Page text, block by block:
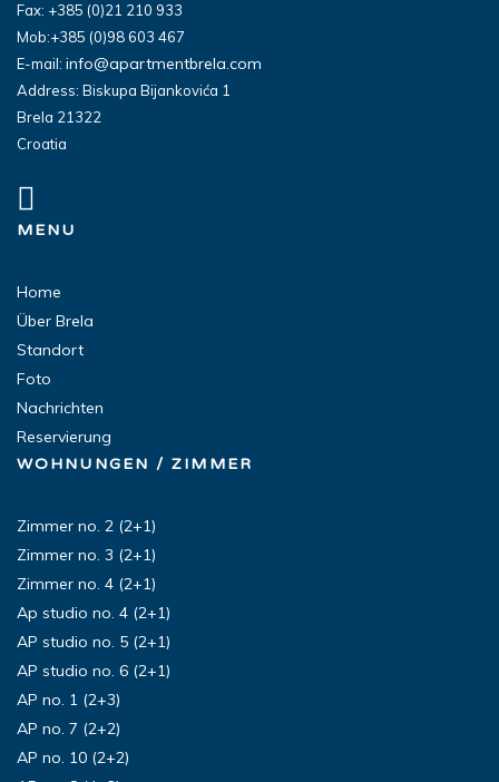
Fax: +385 (0)21 210 933
Mob:+385 (0)98 603 467
E-mail: info@apartmentbrela.com
Address: Biskupa Bijankovića 1
Brela 21322
Croatia
MENU
Home
Über Brela
Standort
Foto
Nachrichten
Reservierung
WOHNUNGEN / ZIMMER
Zimmer no. 2 (2+1)
Zimmer no. 3 (2+1)
Zimmer no. 4 (2+1)
Ap studio no. 4 (2+1)
AP studio no. 5 (2+1)
AP studio no. 6 (2+1)
AP no. 1 (2+3)
AP no. 7 (2+2)
AP no. 10 (2+2)